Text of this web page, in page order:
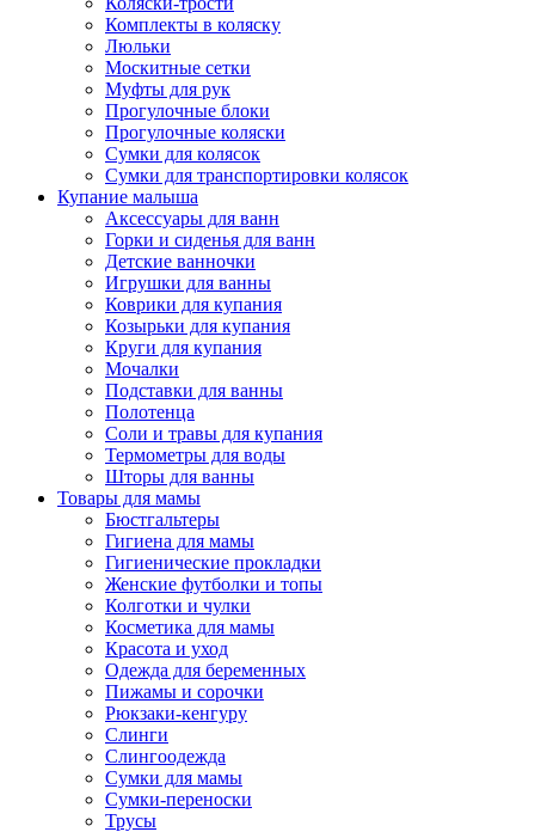
Комплекты в коляску
Люльки
Москитные сетки
Муфты для рук
Прогулочные блоки
Прогулочные коляски
Сумки для колясок
Сумки для транспортировки колясок
Купание малыша
Аксессуары для ванн
Горки и сиденья для ванн
Детские ванночки
Игрушки для ванны
Коврики для купания
Козырьки для купания
Круги для купания
Мочалки
Подставки для ванны
Полотенца
Соли и травы для купания
Термометры для воды
Шторы для ванны
Товары для мамы
Бюстгальтеры
Гигиена для мамы
Гигиенические прокладки
Женские футболки и топы
Колготки и чулки
Косметика для мамы
Красота и уход
Одежда для беременных
Пижамы и сорочки
Рюкзаки-кенгуру
Слинги
Слингоодежда
Сумки для мамы
Сумки-переноски
Трусы